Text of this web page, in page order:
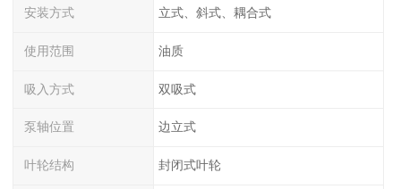
安装方式 立式、斜式、耦合式
使用范围 油质
吸入方式 双吸式
泵轴位置 边立式
叶轮结构 封闭式叶轮